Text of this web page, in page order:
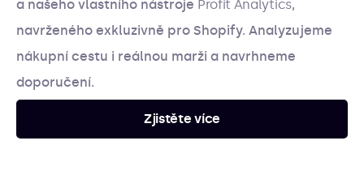
a našeho vlastního nástroje Profit Analytics,
navrženého exkluzivně pro Shopify. Analyzujeme
nákupní cestu i reálnou marži a navrhneme
doporučení.
Zjistěte více